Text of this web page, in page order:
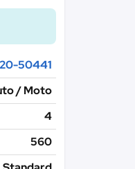
50441
/ Moto
4
560